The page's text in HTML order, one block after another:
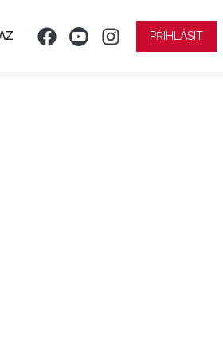
PŘIHLÁSIT